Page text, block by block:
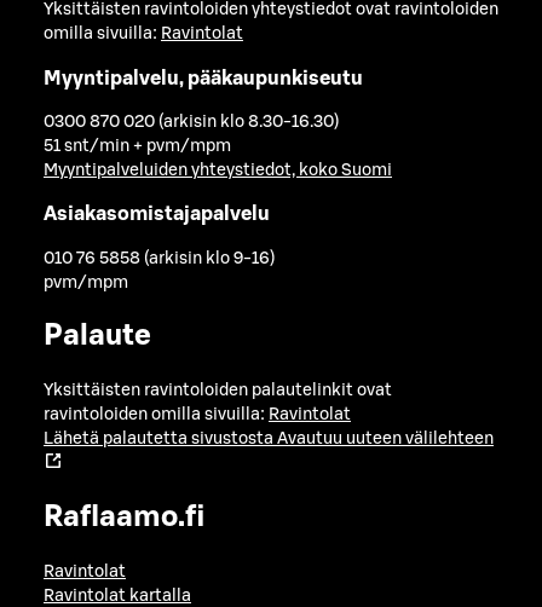
Yksittäisten ravintoloiden yhteystiedot ovat ravintoloiden
omilla sivuilla: Ravintolat
Myyntipalvelu, pääkaupunkiseutu
0300 870 020 (arkisin klo 8.30-16.30)
51 snt/min + pvm/mpm
Myyntipalveluiden yhteystiedot, koko Suomi
Asiakasomistajapalvelu
010 76 5858 (arkisin klo 9-16)
pvm/mpm
Palaute
Yksittäisten ravintoloiden palautelinkit ovat
ravintoloiden omilla sivuilla: Ravintolat
Lähetä palautetta sivustosta Avautuu uuteen välilehteen
Raflaamo.fi
Ravintolat
Ravintolat kartalla